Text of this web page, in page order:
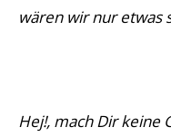
wären wir nur etwas
Hej!, mach Dir keine